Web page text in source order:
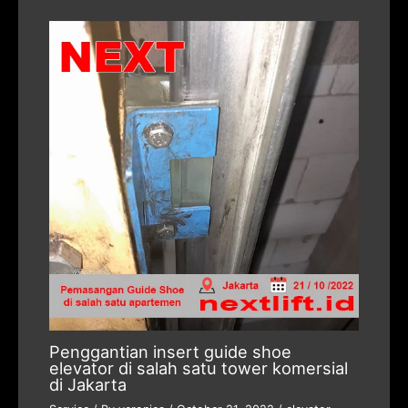
Penggantian insert guide shoe
elevator di salah satu tower komersial
di Jakarta